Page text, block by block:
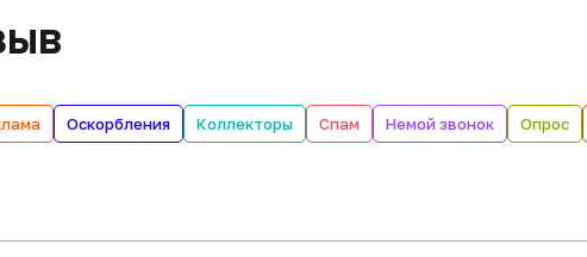
Оскорбления Коллекторы Спам Немой звонок Опрос